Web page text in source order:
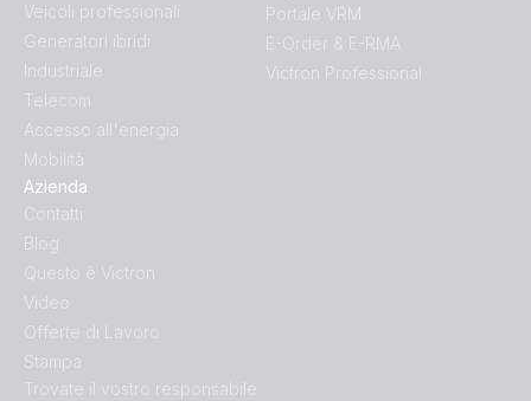
Veicoli professionali
Generatori ibridi
Industriale
Telecom
Accesso all'energia
Mobilità
Azienda
Contatti
Blog
Questo è Victron
Video
Offerte di Lavoro
Stampa
Trovate il vostro responsabile
Portale VRM
E-Order & E-RMA
Victron Professional